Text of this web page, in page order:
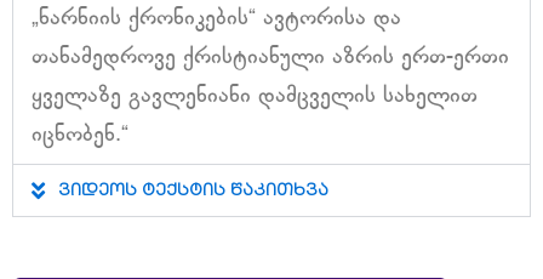
„ნარნიის ქრონიკების“ ავტორისა და
თანამედროვე ქრისტიანული აზრის ერთ-ერთი
ყველაზე გავლენიანი დამცველის სახელით
იცნობენ.“
ვიდეოს ტექსტის წაკითხვა